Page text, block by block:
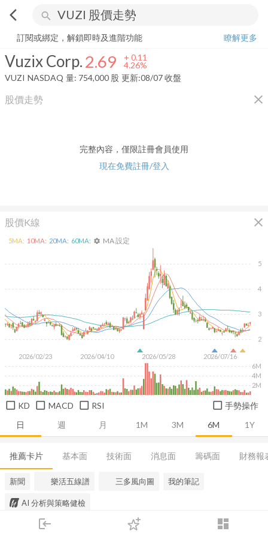
arrow_back_ios search
login dashboard
下單
Vuzix Corp. 2.69 + 4.26%
訂閱或綁定，解鎖即時及進階功能
瞭解更多
Vuzix Corp.2.69 + 0.11
4.26%
VUZI NASDAQ 量: 754,000 股 更新:08/07 收盤
股價走勢 close
完整內容，僅限註冊會員使用
現在免費註冊/登入
股價K線 close
日 週 月 1M 3M 6M 1Y
2026/02/23 2026/04/10 2026/05/28 2026/07/16
2
3
4
5
2M
4M
6M
5MA: 10MA: 20MA: 60MA: settings MA 設定
KD MACD RSI 手勢操作
推薦卡片 基本面 技術面 消息面 籌碼面 財務報
新聞 樂活五線譜 三多風向圖 我的筆記
AI 分析與策略健檢